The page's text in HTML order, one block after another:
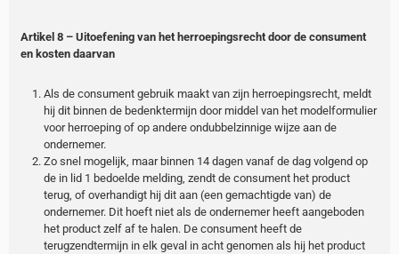
Artikel 8 – Uitoefening van het herroepingsrecht door de consument
en kosten daarvan
Als de consument gebruik maakt van zijn herroepingsrecht, meldt
hij dit binnen de bedenktermijn door middel van het modelformulier
voor herroeping of op andere ondubbelzinnige wijze aan de
ondernemer.
Zo snel mogelijk, maar binnen 14 dagen vanaf de dag volgend op
de in lid 1 bedoelde melding, zendt de consument het product
terug, of overhandigt hij dit aan (een gemachtigde van) de
ondernemer. Dit hoeft niet als de ondernemer heeft aangeboden
het product zelf af te halen. De consument heeft de
terugzendtermijn in elk geval in acht genomen als hij het product